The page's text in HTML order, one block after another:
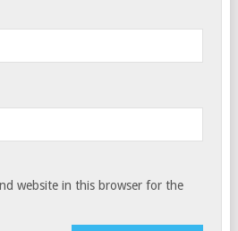
website in this browser for the